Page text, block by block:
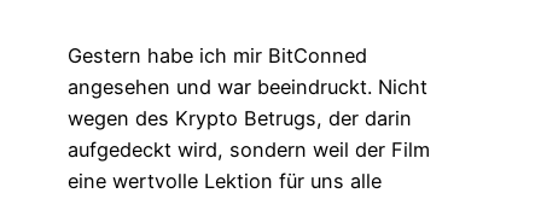
Gestern habe ich mir BitConned
angesehen und war beeindruckt. Nicht
wegen des Krypto Betrugs, der darin
aufgedeckt wird, sondern weil der Film
eine wertvolle Lektion für uns alle